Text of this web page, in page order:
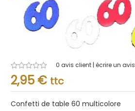
Note
0.001
0 avis client | écrire un avis
2,95 € ttc
Confetti de table 60 multicolore